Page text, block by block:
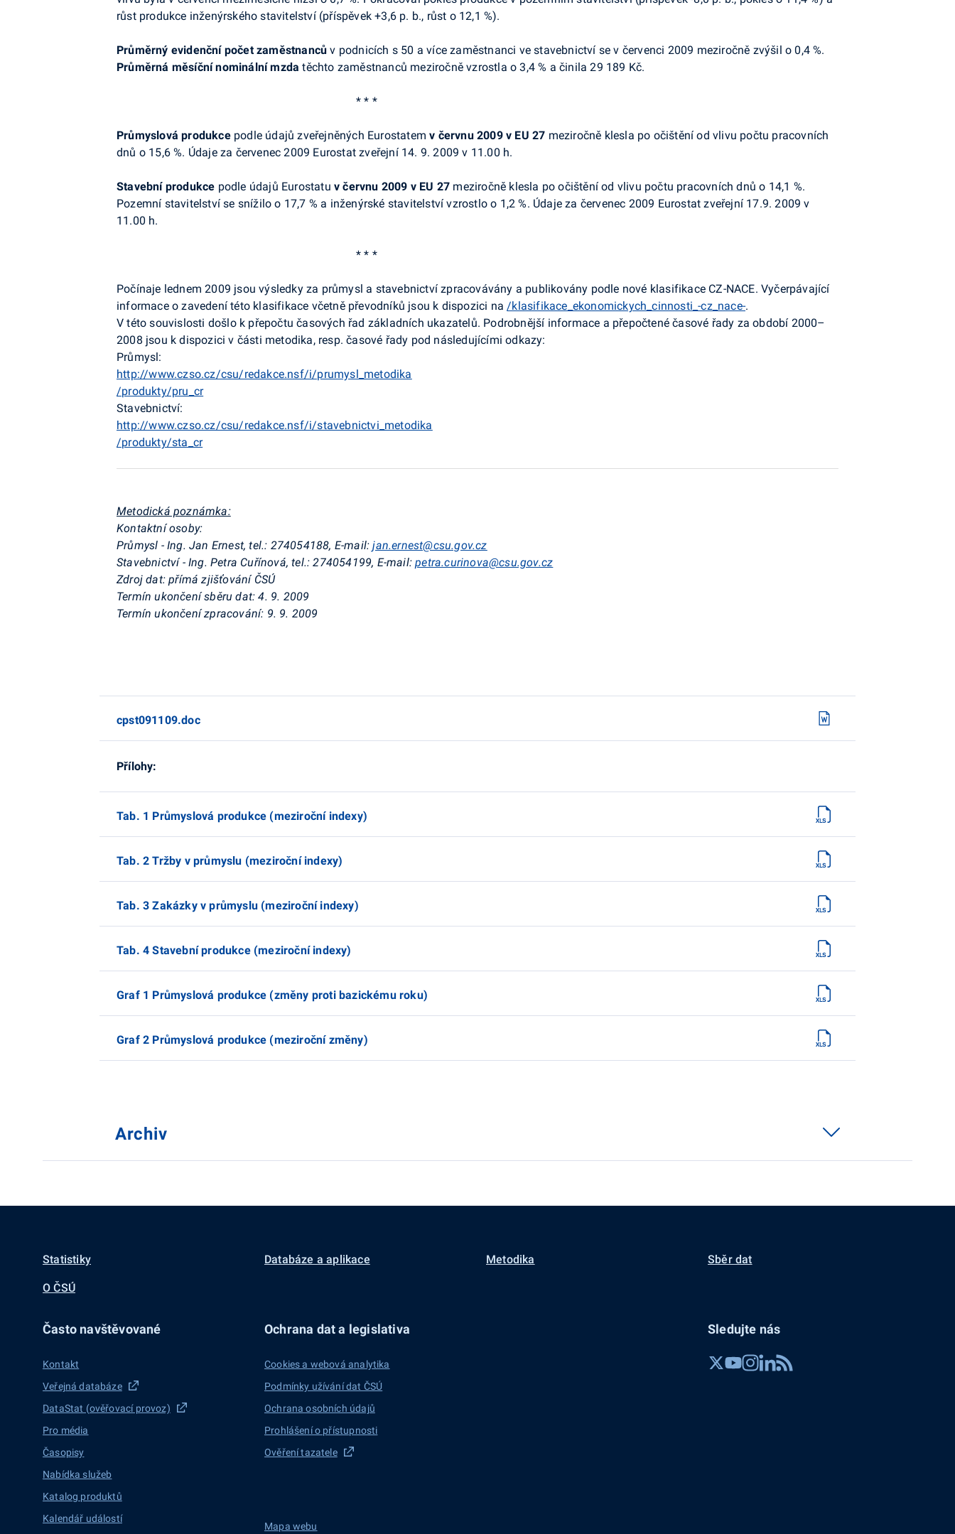
růst produkce inženýrského stavitelství (příspěvek +3,6 p. b., růst o 12,1 %).
Průměrný evidenční počet zaměstnanců v podnicích s 50 a více zaměstnanci ve stavebnictví se v červenci 2009 meziročně zvýšil o 0,4 %.
Průměrná měsíční nominální mzda těchto zaměstnanců meziročně vzrostla o 3,4 % a činila 29 189 Kč.
* * *
Průmyslová produkcepodle údajů zveřejněných Eurostatemv červnu 2009 v EU 27 meziročně klesla po očištění od vlivu počtu pracovních
dnů o 15,6 %. Údaje za červenec 2009 Eurostat zveřejní 14. 9. 2009 v 11.00 h.
Stavební produkce podle údajů Eurostatuv červnu 2009 v EU 27 meziročně klesla po očištění od vlivu počtu pracovních dnů o 14,1 %.
Pozemní stavitelství se snížilo o 17,7 % a inženýrské stavitelství vzrostlo o 1,2 %. Údaje za červenec 2009 Eurostat zveřejní 17.9. 2009 v
11.00 h.
* * *
Počínaje lednem 2009 jsou výsledky za průmysl a stavebnictví zpracovávány a publikovány podle nové klasifikace CZ-NACE. Vyčerpávající
informace o zavedení této klasifikace včetně převodníků jsou k dispozici na/klasifikace_ekonomickych_cinnosti_-cz_nace-.
V této souvislosti došlo k přepočtu časových řad základních ukazatelů. Podrobnější informace a přepočtené časové řady za období 2000–
2008 jsou k dispozici v části metodika, resp. časové řady pod následujícími odkazy:
Průmysl:
http://www.czso.cz/csu/redakce.nsf/i/prumysl_metodika
/produkty/pru_cr
Stavebnictví:
http://www.czso.cz/csu/redakce.nsf/i/stavebnictvi_metodika
/produkty/sta_cr
Metodická poznámka:
Kontaktní osoby:
Průmysl - Ing. Jan Ernest, tel.: 274054188, E-mail:jan.ernest@csu.gov.cz
Stavebnictví - Ing. Petra Cuřínová, tel.: 274054199, E-mail:petra.curinova@csu.gov.cz
Zdroj dat: přímá zjišťování ČSÚ
Termín ukončení sběru dat: 4. 9. 2009
Termín ukončení zpracování: 9. 9. 2009
cpst091109.doc
Přílohy:
Tab. 1 Průmyslová produkce (meziroční indexy)
Tab. 2 Tržby v průmyslu (meziroční indexy)
Tab. 3 Zakázky v průmyslu (meziroční indexy)
Tab. 4 Stavební produkce (meziroční indexy)
Graf 1 Průmyslová produkce (změny proti bazickému roku)
Graf 2 Průmyslová produkce (meziroční změny)
Archiv
Statistiky Databáze a aplikace Metodika Sběr dat
O ČSÚ
Často navštěvované
Kontakt
Veřejná databáze
DataStat (ověřovací provoz)
Pro média
Časopisy
Nabídka služeb
Katalog produktů
Kalendář událostí
Ochrana dat a legislativa
Cookies a webová analytika
Podmínky užívání dat ČSÚ
Ochrana osobních údajů
Prohlášení o přístupnosti
Ověření tazatele
Mapa webu
Sledujte nás